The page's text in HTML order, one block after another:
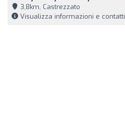
3,8km, Castrezzato
Visualizza informazioni e contatti